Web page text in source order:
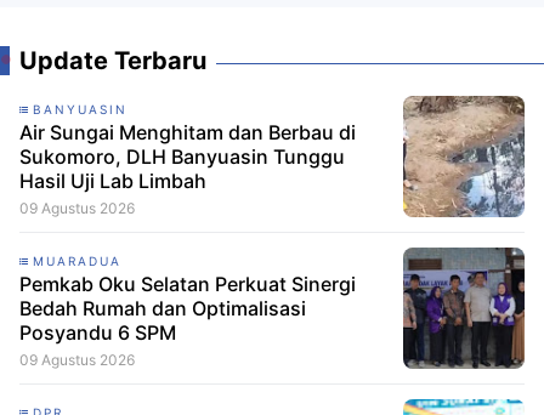
Update Terbaru
BANYUASIN
Air Sungai Menghitam dan Berbau di
Sukomoro, DLH Banyuasin Tunggu
Hasil Uji Lab Limbah
09 Agustus 2026
MUARADUA
Pemkab Oku Selatan Perkuat Sinergi
Bedah Rumah dan Optimalisasi
Posyandu 6 SPM
09 Agustus 2026